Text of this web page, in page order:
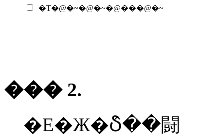
�T�@�~�@�~�@���@�~
��� 2.
�E�Ж�Ⴢ̂��闘